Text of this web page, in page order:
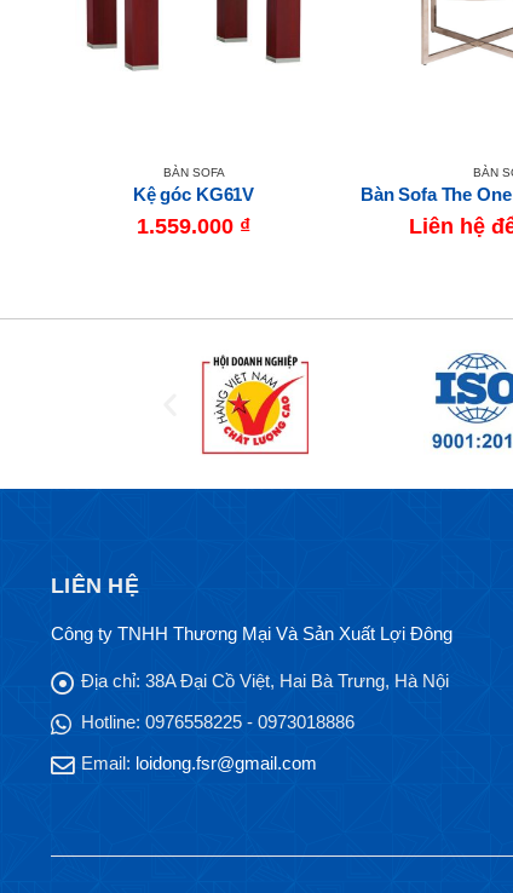
BÀN SOFA
Kệ góc KG61V
1.559.000 ₫
BÀN
Liên hệ
LIÊN HỆ
Công ty TNHH Thương Mại Và Sản Xuất Lợi Đông
Địa chỉ: 38A Đại Cồ Việt, Hai Bà Trưng, Hà Nội
Hotline: 0976558225 - 0973018886
Email: loidong.fsr@gmail.com